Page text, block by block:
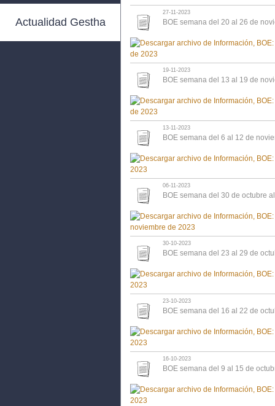
Actualidad Gestha
27-11-2023
BOE semana del 20 al 26 de
19-11-2023
BOE semana del 13 al 19 de
13-11-2023
BOE semana del 6 al 12 de
06-11-2023
BOE semana del 30 de octubre
30-10-2023
BOE semana del 23 al 29 de
23-10-2023
BOE semana del 16 al 22 de
16-10-2023
BOE semana del 9 al 15 de